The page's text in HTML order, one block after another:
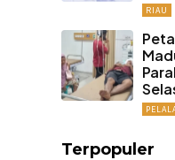
RIAU
Terpopuler